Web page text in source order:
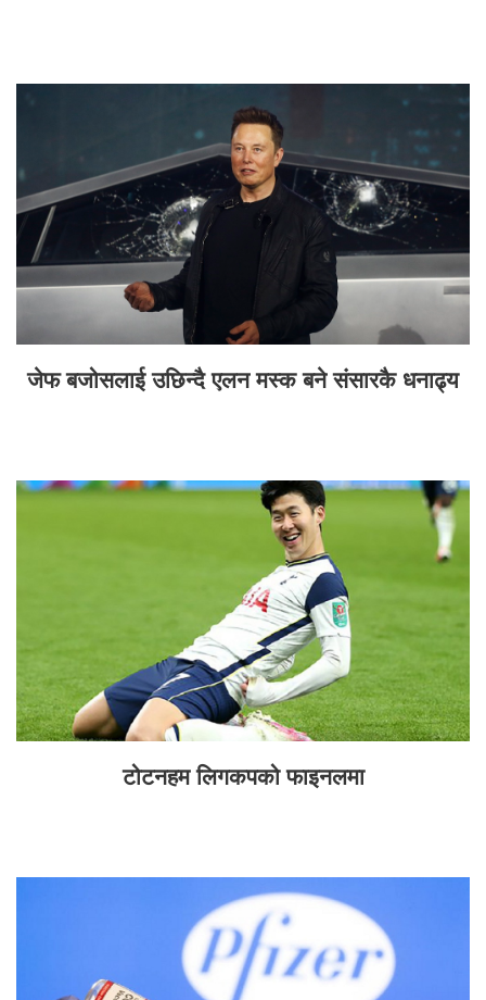
जेफ बजोसलाई उछिन्दै एलन मस्क बने संसारकै धनाढ्य
टोटनहम लिगकपको फाइनलमा